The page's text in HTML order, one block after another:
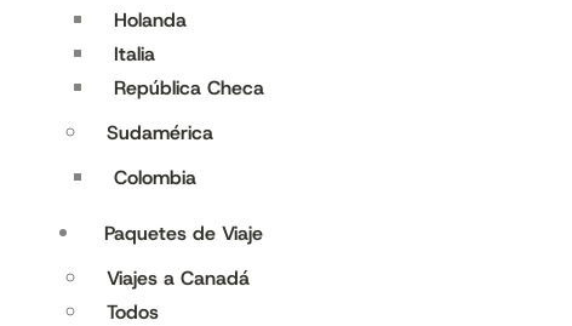
Holanda
Italia
República Checa
Sudamérica
Colombia
Paquetes de Viaje
Viajes a Canadá
Todos